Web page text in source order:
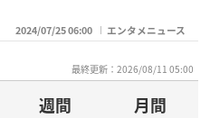
2024/07/25 06:00 エンタメニュース
最終更新：2026/08/11 05:00
週間
月間